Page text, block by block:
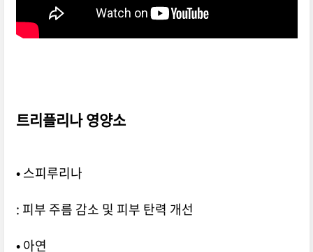
트리플리나 영양소
• 스피루리나
: 피부 주름 감소 및 피부 탄력 개선
• 아연